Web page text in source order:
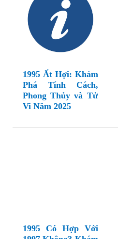
1995 Ất Hợi: Khám
Phá Tính Cách,
Phong Thủy và Tử
Vi Năm 2025
1995 Có Hợp Với